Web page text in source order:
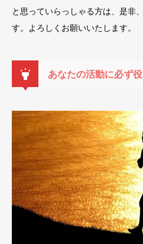
と思っていらっしゃる方は、是非
す。よろしくお願いいたします。
あなたの活動に必ず